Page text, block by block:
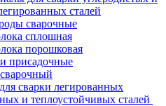
сталей
сварочные
сплошная
порошковая
присадочные
сварки легированных
и теплоустойчивых сталей